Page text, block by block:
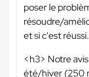
poser le
résoudre/
et si c'est réussi.
<h3> Notre
été/hiver (250